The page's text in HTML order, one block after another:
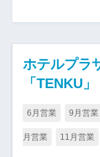
ホテルプラ
「TENKU」
6月営業 9月営業
月営業 11月営業